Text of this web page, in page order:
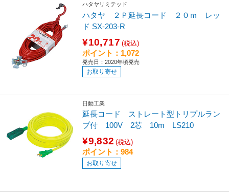
ハタヤリミテッド
ハタヤ ２Ｐ延長コード ２０ｍ レッ
ド SX-203-R
¥10,717 (税込)
ポイント：1,072
発売日：2020年頃発売
お取り寄せ
日動工業
延長コード ストレート型トリプルラン
プ付 100V 2芯 10m LS210
¥9,832 (税込)
ポイント：984
お取り寄せ